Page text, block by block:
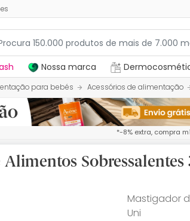
Nossa marca
para bebés Acessórios de alimentação
*-8% extra, compra
Sobressalentes
Mastigador
Uni